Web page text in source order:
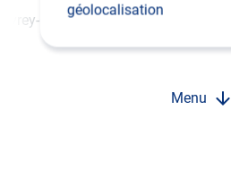
géolocalisation
Chambertin Controle
Menu